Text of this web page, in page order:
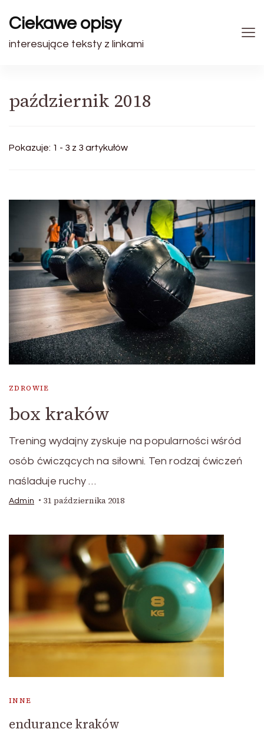
Ciekawe opisy
interesujące teksty z linkami
październik 2018
Pokazuje: 1 - 3 z 3 artykułów
ZDROWIE
box kraków
Trening wydajny zyskuje na popularności wśród
osób ćwiczących na siłowni. Ten rodzaj ćwiczeń
naśladuje ruchy …
Admin 31 października 2018
INNE
endurance kraków